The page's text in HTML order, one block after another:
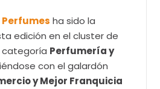
Perfumes ha sido la
edición en el cluster de
categoría Perfumería y
con el galardón
y Mejor Franquicia